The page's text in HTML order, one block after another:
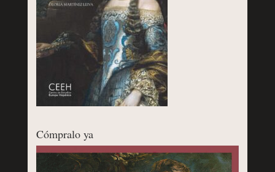
Cómpralo ya